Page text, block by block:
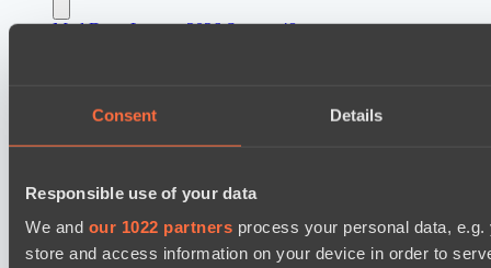
Consent Details
Responsible use of your data
We and our 1022 partners process your personal data,
store and access information on your device in order to
Mad Dogs League 2026 Season 48
Lunar Vibes
Lunar Horse Trophy 8